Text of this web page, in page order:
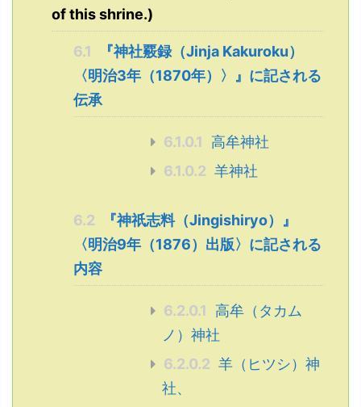
of this shrine.)
6.1
『神社覈録（Jinja Kakuroku）
〈明治3年（1870年）〉』に記される
伝承
6.1.0.1
高牟神社
6.1.0.2 羊神社
6.2
『神祇志料（Jingishiryo）』
〈明治9年（1876）出版〉に記される
内容
6.2.0.1
高牟（タカム
ノ）神社
6.2.0.2 羊（ヒツシ）神
社、